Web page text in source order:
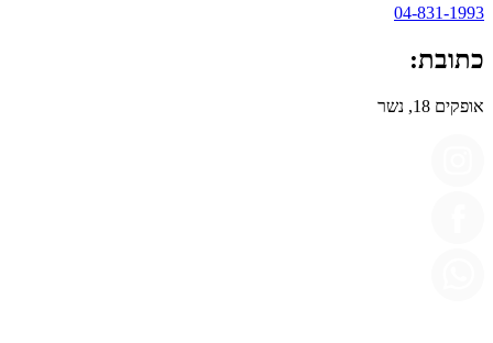
04-831-1993
כתובת:
אופקים 18, נשר